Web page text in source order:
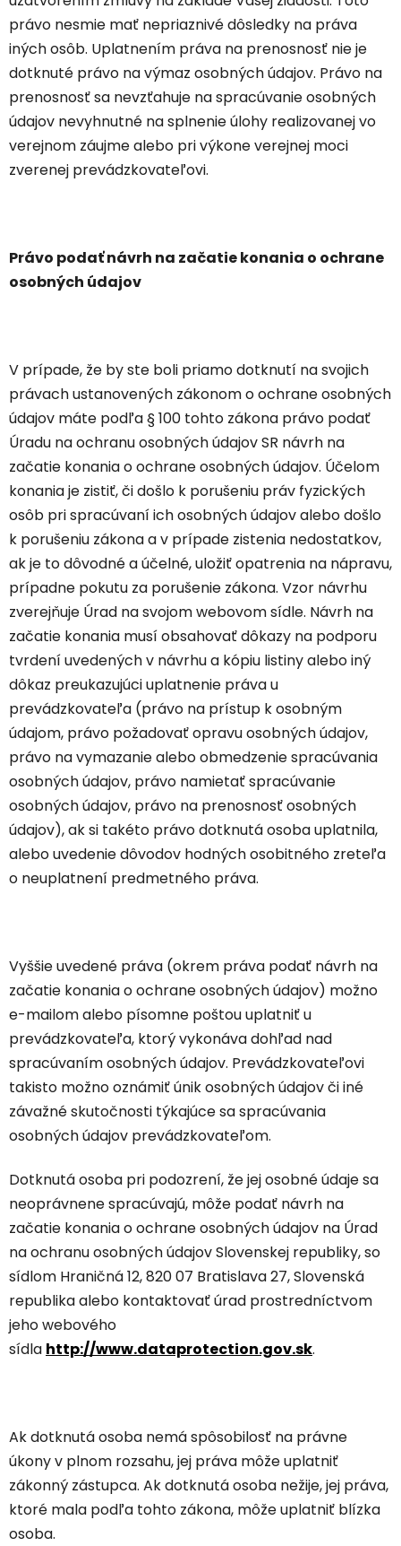
právo nesmie mať nepriaznivé dôsledky na práva
iných osôb. Uplatnením práva na prenosnosť nie je
dotknuté právo na výmaz osobných údajov. Právo na
prenosnosť sa nevzťahuje na spracúvanie osobných
údajov nevyhnutné na splnenie úlohy realizovanej vo
verejnom záujme alebo pri výkone verejnej moci
zverenej prevádzkovateľovi.
Právo podať návrh na začatie konania o ochrane
osobných údajov
V prípade, že by ste boli priamo dotknutí na svojich
právach ustanovených zákonom o ochrane osobných
údajov máte podľa § 100 tohto zákona právo podať
Úradu na ochranu osobných údajov SR návrh na
začatie konania o ochrane osobných údajov. Účelom
konania je zistiť, či došlo k porušeniu práv fyzických
osôb pri spracúvaní ich osobných údajov alebo došlo
k porušeniu zákona a v prípade zistenia nedostatkov,
ak je to dôvodné a účelné, uložiť opatrenia na nápravu,
prípadne pokutu za porušenie zákona. Vzor návrhu
zverejňuje Úrad na svojom webovom sídle. Návrh na
začatie konania musí obsahovať dôkazy na podporu
tvrdení uvedených v návrhu a kópiu listiny alebo iný
dôkaz preukazujúci uplatnenie práva u
prevádzkovateľa (právo na prístup k osobným
údajom, právo požadovať opravu osobných údajov,
právo na vymazanie alebo obmedzenie spracúvania
osobných údajov, právo namietať spracúvanie
osobných údajov, právo na prenosnosť osobných
údajov), ak si takéto právo dotknutá osoba uplatnila,
alebo uvedenie dôvodov hodných osobitného zreteľa
o neuplatnení predmetného práva.
Vyššie uvedené práva (okrem práva podať návrh na
začatie konania o ochrane osobných údajov) možno
e-mailom alebo písomne poštou uplatniť u
prevádzkovateľa, ktorý vykonáva dohľad nad
spracúvaním osobných údajov. Prevádzkovateľovi
takisto možno oznámiť únik osobných údajov či iné
závažné skutočnosti týkajúce sa spracúvania
osobných údajov prevádzkovateľom.
Dotknutá osoba pri podozrení, že jej osobné údaje sa
neoprávnene spracúvajú, môže podať návrh na
začatie konania o ochrane osobných údajov na Úrad
na ochranu osobných údajov Slovenskej republiky, so
sídlom Hraničná 12, 820 07 Bratislava 27, Slovenská
republika alebo kontaktovať úrad prostredníctvom
jeho webového
sídla http://www.dataprotection.gov.sk.
Ak dotknutá osoba nemá spôsobilosť na právne
úkony v plnom rozsahu, jej práva môže uplatniť
zákonný zástupca. Ak dotknutá osoba nežije, jej práva,
ktoré mala podľa tohto zákona, môže uplatniť blízka
osoba.